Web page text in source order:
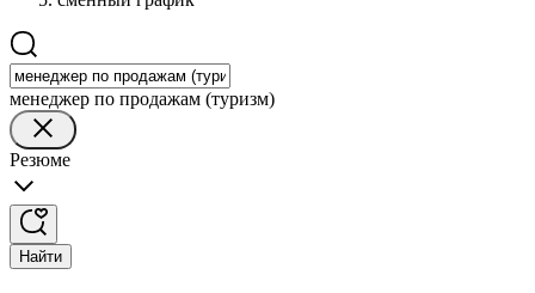
менеджер по продажам (туризм)
Резюме
Найти